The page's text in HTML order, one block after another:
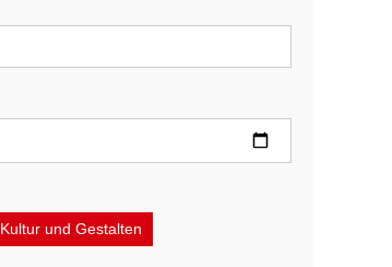
Kultur und Gestalten